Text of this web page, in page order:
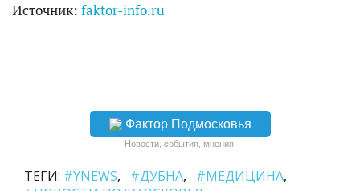
Источник: faktor-info.ru
Фактор Подмосковья
Новости, события, мнения.
ТЕГИ: #YNEWS #ДУБНА
#МЕДИЦИНА